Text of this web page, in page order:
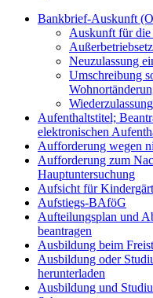
Bankbrief-Auskunft
Auskunft für die
Neuzulassung
Umschreibung
Aufenthaltstitel;
elektronischen
Aufforderung wegen
Aufforderung zum
Hauptuntersuchung
Aufsicht für
Aufstiegs-BAföG
Aufteilungsplan und
beantragen
Ausbildung beim
Ausbildung oder
herunterladen
Ausbildung und